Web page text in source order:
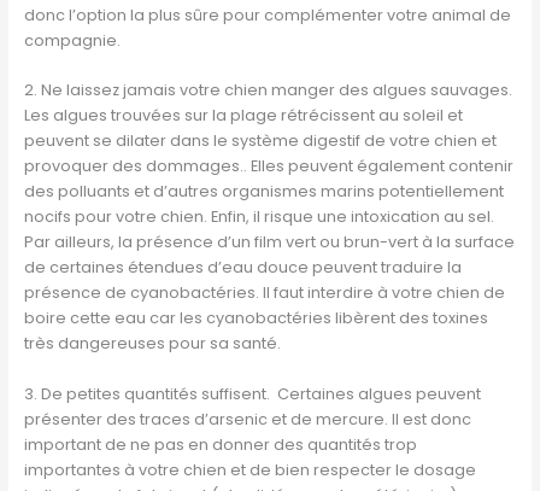
donc l’option la plus sûre pour complémenter votre animal de
compagnie.
2. Ne laissez jamais votre chien manger des algues sauvages.
Les algues trouvées sur la plage rétrécissent au soleil et
peuvent se dilater dans le système digestif de votre chien et
provoquer des dommages.. Elles peuvent également contenir
des polluants et d’autres organismes marins potentiellement
nocifs pour votre chien. Enfin, il risque une intoxication au sel.
Par ailleurs, la présence d’un film vert ou brun-vert à la surface
de certaines étendues d’eau douce peuvent traduire la
présence de cyanobactéries. Il faut interdire à votre chien de
boire cette eau car les cyanobactéries libèrent des toxines
très dangereuses pour sa santé.
3. De petites quantités suffisent. Certaines algues peuvent
présenter des traces d’arsenic et de mercure. Il est donc
important de ne pas en donner des quantités trop
importantes à votre chien et de bien respecter le dosage